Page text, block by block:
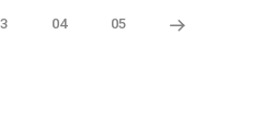
04 05